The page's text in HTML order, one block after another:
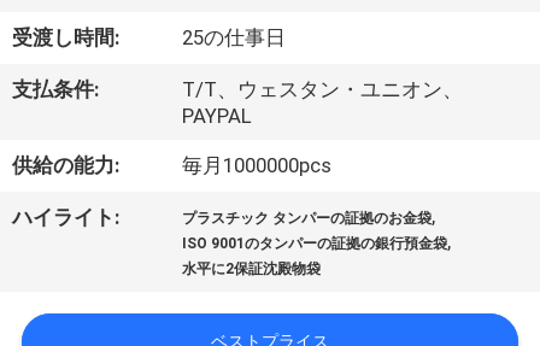
い
て
工
場
受渡し時間: 25の仕事日
支払条件:
T/T、ウェスタン・ユニオン、
PAYPAL
供給の能力: 毎月1000000pcs
ハイライト: プラスチック タンパーの証拠のお金袋,
ISO 9001のタンパーの証拠の銀行預金袋,
水平に2保証沈殿物袋
ベストプライス